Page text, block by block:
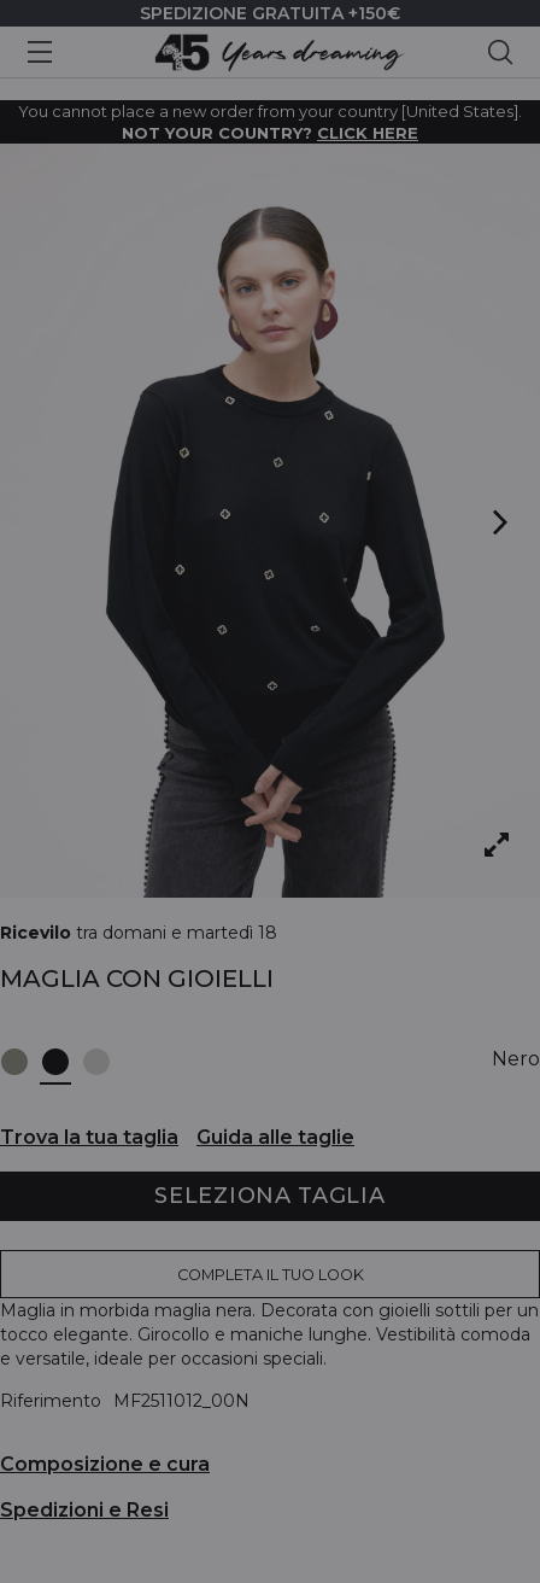
SPEDIZIONE GRATUITA +150€
You cannot place a new order from your country [United States].
NOT YOUR COUNTRY? CLICK HERE
Ricevilo tra domani e martedì 18
MAGLIA CON GIOIELLI
Nero
Trova la tua taglia Guida alle taglie
SELEZIONA TAGLIA
COMPLETA IL TUO LOOK
Maglia in morbida maglia nera. Decorata con gioielli sottili per un
tocco elegante. Girocollo e maniche lunghe. Vestibilità comoda
e versatile, ideale per occasioni speciali.
Riferimento
MF2511012_00N
Composizione e cura
Spedizioni e Resi